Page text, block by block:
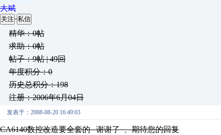
大斌
关注 私信
精华：0帖
求助：0帖
帖子：9帖 | 49回
年度积分：0
历史总积分：198
注册：2006年6月04日
发表于：2008-08-20 16:49:03
CA6140数控改造要全套的 谢谢了 、期待您的回复